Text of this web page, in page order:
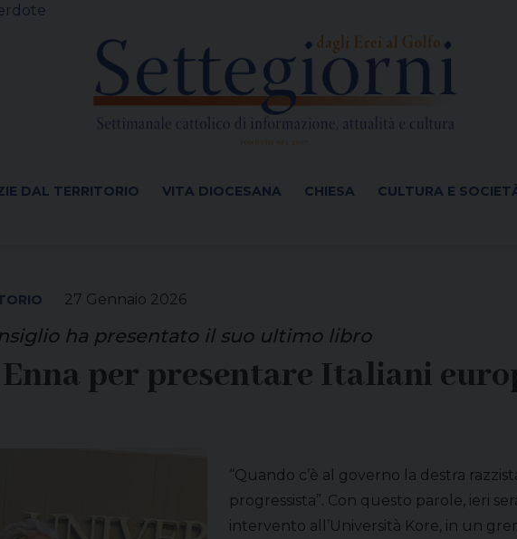
DAL TERRITORIO VITA DIOCESANA CHIESA CULTURA E
27 Gennaio 2026
ha presentato il suo ultimo libro
Enna per presentare Italiani
“Quando c’è al governo la destra
progressista”. Con questo parole, ieri
intervento all’Università Kore, in un